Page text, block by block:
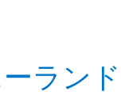
ランド